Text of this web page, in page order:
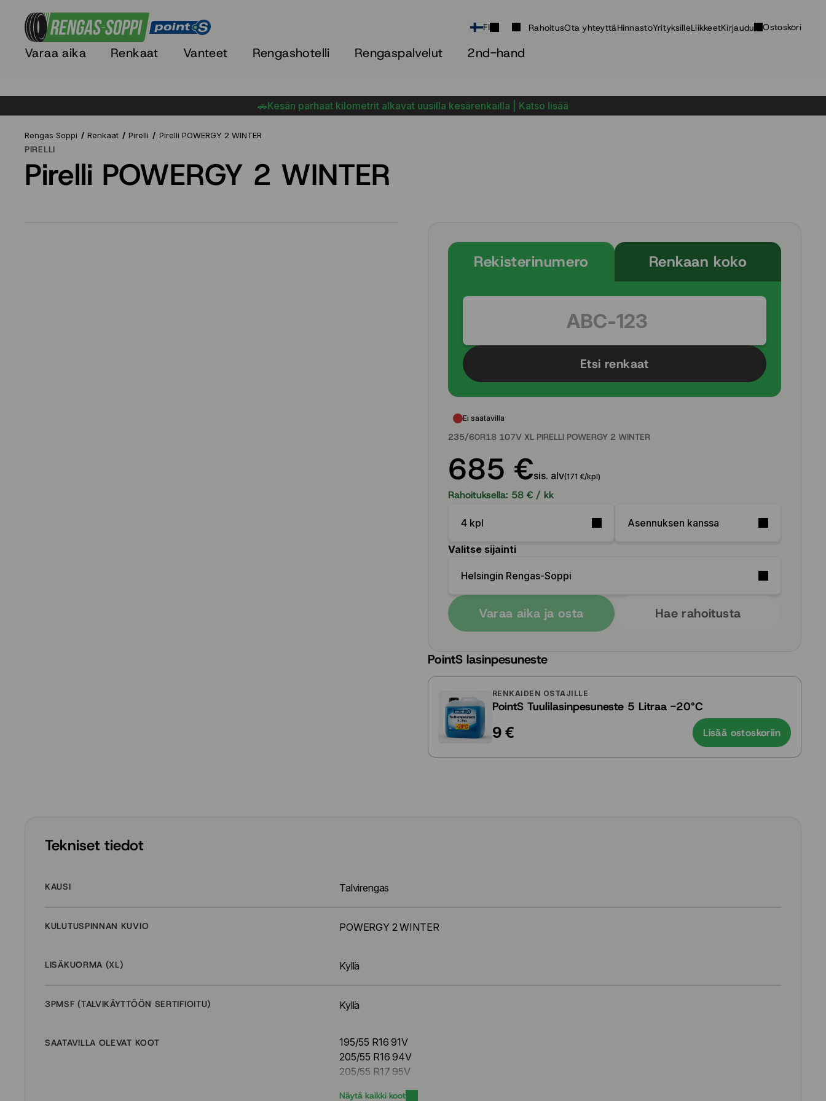
FI RahoitusOta yhteyttäHinnastoYrityksilleLiikkeetKirjaudu Ostoskori
Varaa aika Renkaat Vanteet Rengashotelli Rengaspalvelut 2nd-hand
🚗Kesän parhaat kilometrit alkavat uusilla kesärenkailla | Katso lisää
Rengas Soppi Renkaat Pirelli Pirelli POWERGY 2 WINTER
PIRELLI
Pirelli POWERGY 2 WINTER
Rekisterinumero Renkaan koko
Etsi renkaat
Ei saatavilla
235/60R18 107V XL PIRELLI POWERGY 2 WINTER
685 €sis. alv(171 €/kpl)
Rahoituksella: 58 € / kk
4 kpl Asennuksen kanssa
Valitse sijainti
Helsingin Rengas-Soppi
Varaa aika ja osta Hae rahoitusta
PointS lasinpesuneste
RENKAIDEN OSTAJILLE
PointS Tuulilasinpesuneste 5 Litraa -20°C
9 € Lisää ostoskoriin
Tekniset tiedot
KAUSI Talvirengas
KULUTUSPINNAN KUVIO POWERGY 2 WINTER
LISÄKUORMA (XL) Kyllä
3PMSF (TALVIKÄYTTÖÖN SERTIFIOITU) Kyllä
SAATAVILLA OLEVAT KOOT
195/55 R16 91V
205/55 R16 94V
205/55 R17 95V
Näytä kaikki koot